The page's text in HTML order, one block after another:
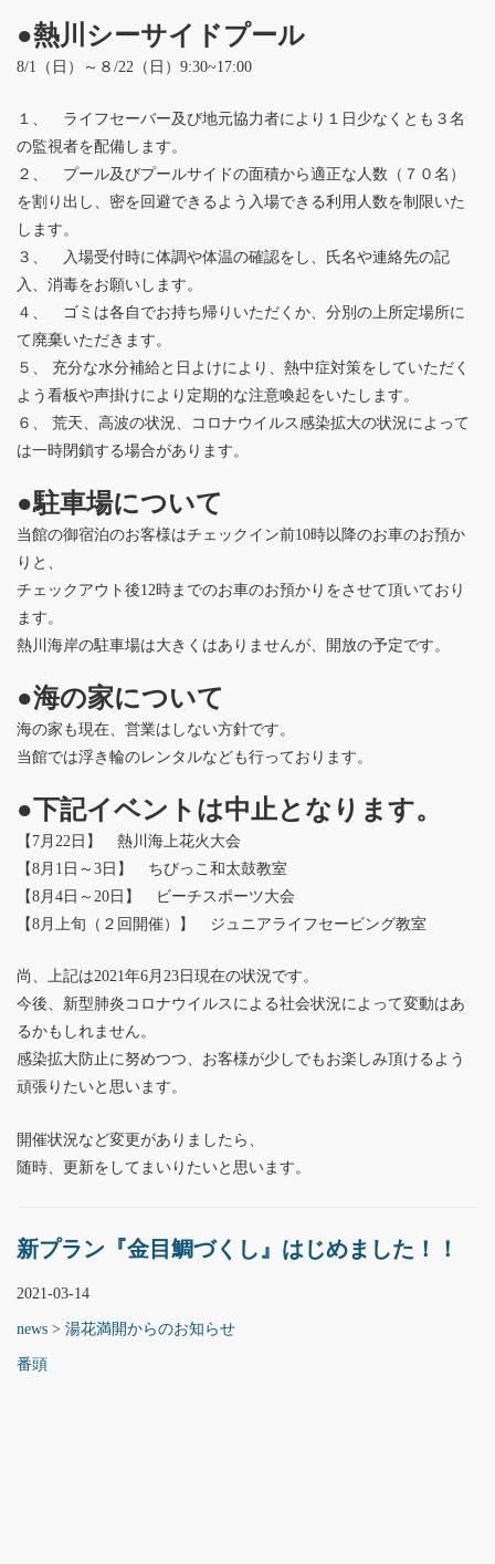
●熱川シーサイドプール
8/1（日）～８/22（日）9:30~17:00
１、 ライフセーバー及び地元協力者により１日少なくとも３名
の監視者を配備します。
２、 プール及びプールサイドの面積から適正な人数（７０名）
を割り出し、密を回避できるよう入場できる利用人数を制限いた
します。
３、 入場受付時に体調や体温の確認をし、氏名や連絡先の記
入、消毒をお願いします。
４、 ゴミは各自でお持ち帰りいただくか、分別の上所定場所に
て廃棄いただきます。
５、 充分な水分補給と日よけにより、熱中症対策をしていただく
よう看板や声掛けにより定期的な注意喚起をいたします。
６、 荒天、高波の状況、コロナウイルス感染拡大の状況によって
は一時閉鎖する場合があります。
●駐車場について
当館の御宿泊のお客様はチェックイン前10時以降のお車のお預か
りと、
チェックアウト後12時までのお車のお預かりをさせて頂いており
ます。
熱川海岸の駐車場は大きくはありませんが、開放の予定です。
●海の家について
海の家も現在、営業はしない方針です。
当館では浮き輪のレンタルなども行っております。
●下記イベントは中止となります。
【7月22日】 熱川海上花火大会
【8月1日～3日】 ちびっこ和太鼓教室
【8月4日～20日】 ビーチスポーツ大会
【8月上旬（２回開催）】 ジュニアライフセービング教室
尚、上記は2021年6月23日現在の状況です。
今後、新型肺炎コロナウイルスによる社会状況によって変動はあ
るかもしれません。
感染拡大防止に努めつつ、お客様が少しでもお楽しみ頂けるよう
頑張りたいと思います。
開催状況など変更がありましたら、
随時、更新をしてまいりたいと思います。
新プラン『金目鯛づくし』はじめました！！
2021-03-14
news > 湯花満開からのお知らせ
番頭